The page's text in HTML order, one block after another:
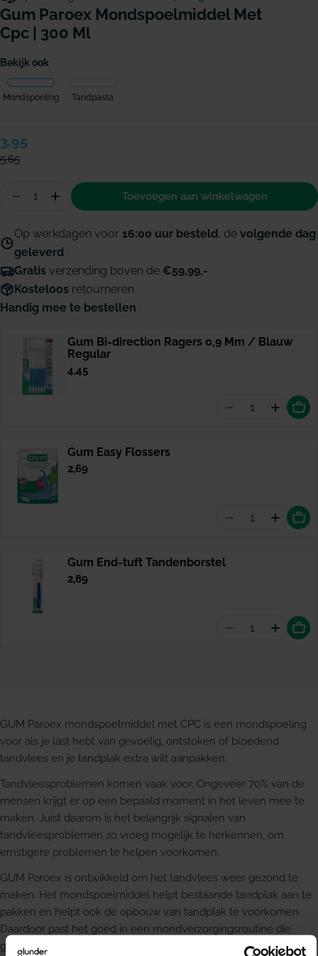
Gum Paroex Mondspoelmiddel Met
Cpc | 300 Ml
Bekijk ook
Mondspoeling Tandpasta
Verkoopprijs
3,95
Normale
prijs
5,65
Hoeveelheid
Aantal verminderen voor GUM Paroex
Hoeveelheid verhogen voor GUM Paroex
Toevoegen aan winkelwagen
Op werkdagen voor 16:00 uur besteld, de volgende dag
geleverd
Gratis verzending boven de €59,99,-
Kosteloos retourneren
Handig mee te bestellen
Gum Bi-direction Ragers 0,9 Mm / Blauw
Regular
Normale
4,45
Aantal
Gum Easy Flossers
Normale
2,69
Aantal
Gum End-tuft Tandenborstel
Normale
2,89
Aantal
GUM Paroex mondspoelmiddel met CPC is een mondspoeling
voor als je last hebt van gevoelig, ontstoken of bloedend
tandvlees en je tandplak extra wilt aanpakken.
Tandvleesproblemen komen vaak voor. Ongeveer 70% van de
mensen krijgt er op een bepaald moment in het leven mee te
maken. Juist daarom is het belangrijk signalen van
tandvleesproblemen zo vroeg mogelijk te herkennen, om
ernstigere problemen te helpen voorkomen.
GUM Paroex is ontwikkeld om het tandvlees weer gezond te
maken. Het mondspoelmiddel helpt bestaande tandplak aan te
pakken en helpt ook de opbouw van tandplak te voorkomen.
Daardoor past het goed in een mondverzorgingsroutine die
gericht is op tandvleesverzorging en een schone mond.